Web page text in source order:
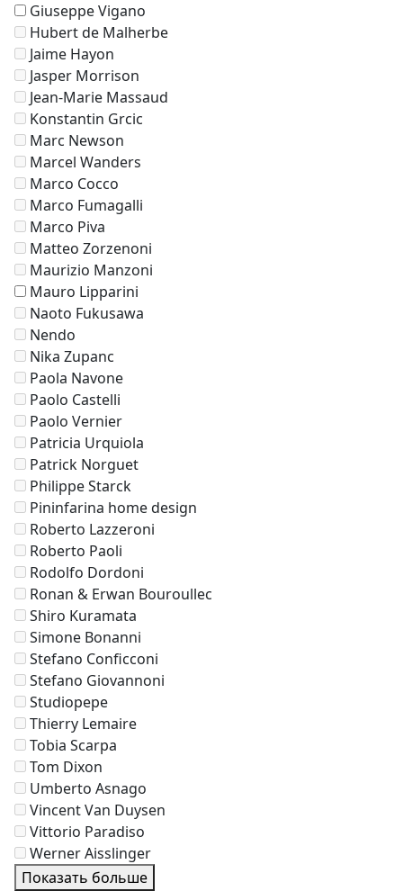
Giuseppe Vigano
Hubert de Malherbe
Jaime Hayon
Jasper Morrison
Jean-Marie Massaud
Konstantin Grcic
Marc Newson
Marcel Wanders
Marco Cocco
Marco Fumagalli
Marco Piva
Matteo Zorzenoni
Maurizio Manzoni
Mauro Lipparini
Naoto Fukusawa
Nendo
Nika Zupanc
Paola Navone
Paolo Castelli
Paolo Vernier
Patricia Urquiola
Patrick Norguet
Philippe Starck
Pininfarina home design
Roberto Lazzeroni
Roberto Paoli
Rodolfo Dordoni
Ronan & Erwan Bouroullec
Shiro Kuramata
Simone Bonanni
Stefano Conficconi
Stefano Giovannoni
Studiopepe
Thierry Lemaire
Tobia Scarpa
Tom Dixon
Umberto Asnago
Vincent Van Duysen
Vittorio Paradiso
Werner Aisslinger
Показать больше